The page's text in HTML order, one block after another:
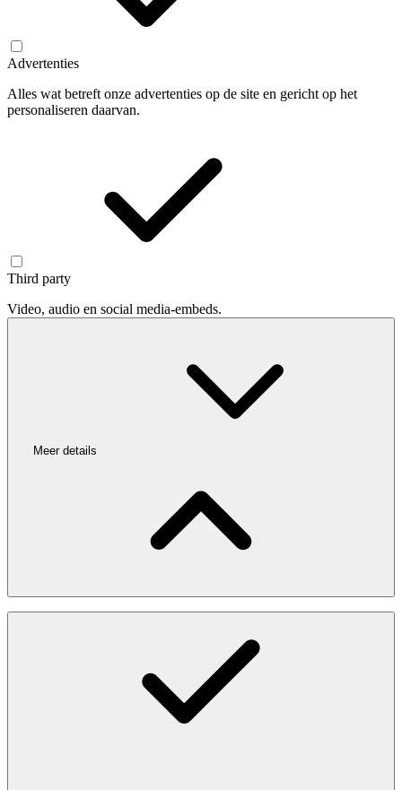
Advertenties
Alles wat betreft onze advertenties op de site en gericht op het
personaliseren daarvan.
Third party
Video, audio en social media-embeds.
Meer details